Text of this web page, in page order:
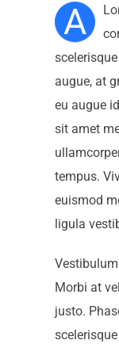
A
augue, at
eu augue
sit amet
tempus.
euismod
ligula
Morbi at
justo.